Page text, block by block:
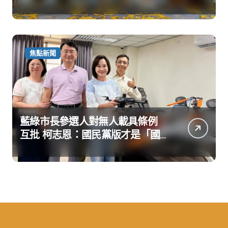
焦點新聞
藍綠市長參選人對無人載具條例
互批 柯志恩：國民黨版才是「國
防+產業」務實版